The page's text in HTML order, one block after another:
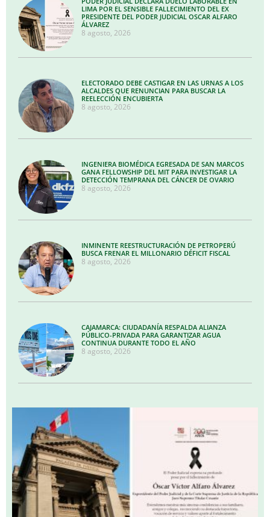
LIMA POR EL SENSIBLE FALLECIMIENTO DEL EX
PRESIDENTE DEL PODER JUDICIAL OSCAR ALFARO
ÁLVAREZ
8 agosto, 2026
ELECTORADO DEBE CASTIGAR EN LAS URNAS A LOS
ALCALDES QUE RENUNCIAN PARA BUSCAR LA
REELECCIÓN ENCUBIERTA
8 agosto, 2026
INGENIERA BIOMÉDICA EGRESADA DE SAN MARCOS
GANA FELLOWSHIP DEL MIT PARA INVESTIGAR LA
DETECCIÓN TEMPRANA DEL CÁNCER DE OVARIO
8 agosto, 2026
INMINENTE REESTRUCTURACIÓN DE PETROPERÚ
BUSCA FRENAR EL MILLONARIO DÉFICIT FISCAL
8 agosto, 2026
CAJAMARCA: CIUDADANÍA RESPALDA ALIANZA
PÚBLICO-PRIVADA PARA GARANTIZAR AGUA
CONTINUA DURANTE TODO EL AÑO
8 agosto, 2026